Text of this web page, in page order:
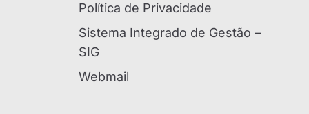
Política de Privacidade
Sistema Integrado de Gestão –
SIG
Webmail